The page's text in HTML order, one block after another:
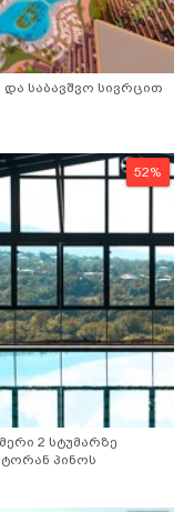
და საბავშვო სივრცით
52%
2 სტუმარზე
პინოს